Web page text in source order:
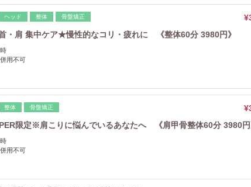
ヘッド 整体 骨盤矯正
・肩 集中ケア★慢性的なコリ・疲れに 《整体60分 3980円》
用不可
整体 骨盤矯正
限定※肩こりに悩んでいるあなたへ 《肩甲骨整体60分 3980円
用不可